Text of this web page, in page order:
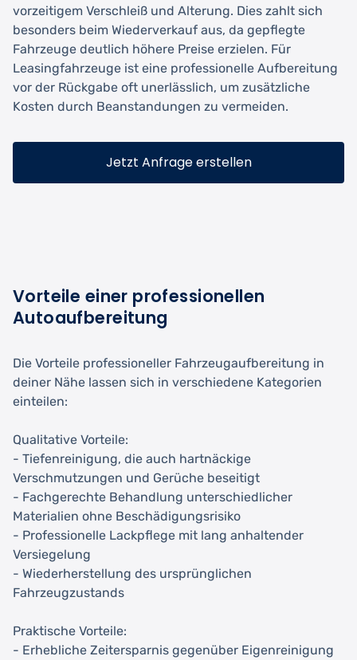
vorzeitigem Verschleiß und Alterung. Dies zahlt sich
besonders beim Wiederverkauf aus, da gepflegte
Fahrzeuge deutlich höhere Preise erzielen. Für
Leasingfahrzeuge ist eine professionelle Aufbereitung
vor der Rückgabe oft unerlässlich, um zusätzliche
Kosten durch Beanstandungen zu vermeiden.
Jetzt Anfrage erstellen
Vorteile einer professionellen
Autoaufbereitung
Die Vorteile professioneller Fahrzeugaufbereitung in
deiner Nähe lassen sich in verschiedene Kategorien
einteilen:
Qualitative Vorteile:
- Tiefenreinigung, die auch hartnäckige
Verschmutzungen und Gerüche beseitigt
- Fachgerechte Behandlung unterschiedlicher
Materialien ohne Beschädigungsrisiko
- Professionelle Lackpflege mit lang anhaltender
Versiegelung
- Wiederherstellung des ursprünglichen
Fahrzeugzustands
Praktische Vorteile:
- Erhebliche Zeitersparnis gegenüber Eigenreinigung